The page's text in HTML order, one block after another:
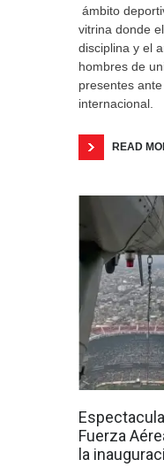
ámbito
vitrina donde
disciplina y el
hombres de
presentes
internacional.
READ
Fuerza
la